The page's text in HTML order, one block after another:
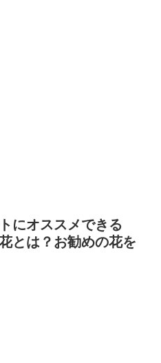
にオススメできる
とは？お勧めの花を